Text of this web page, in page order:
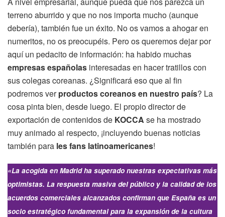
terreno aburrido y que no nos importa mucho (aunque
debería), también fue un éxito. No os vamos a ahogar en
numeritos, no os preocupéis. Pero os queremos dejar por
aquí un pedacito de información: ha habido muchas
empresas españolas interesadas en hacer tratillos con
sus colegas coreanas. ¿Significará eso que al fin
podremos verproductos coreanos en nuestro país? La
cosa pinta bien, desde luego. El propio director de
exportación de contenidos de KOCCA se ha mostrado
muy animado al respecto, ¡incluyendo buenas noticias
también para les fans latinoamericanes!
«La acogida en Madrid ha superado nuestras expectativas más
optimistas. La respuesta masiva del público y la calidad de los
acuerdos comerciales alcanzados confirman que España es un
socio estratégico fundamental para la expansión de la cultura